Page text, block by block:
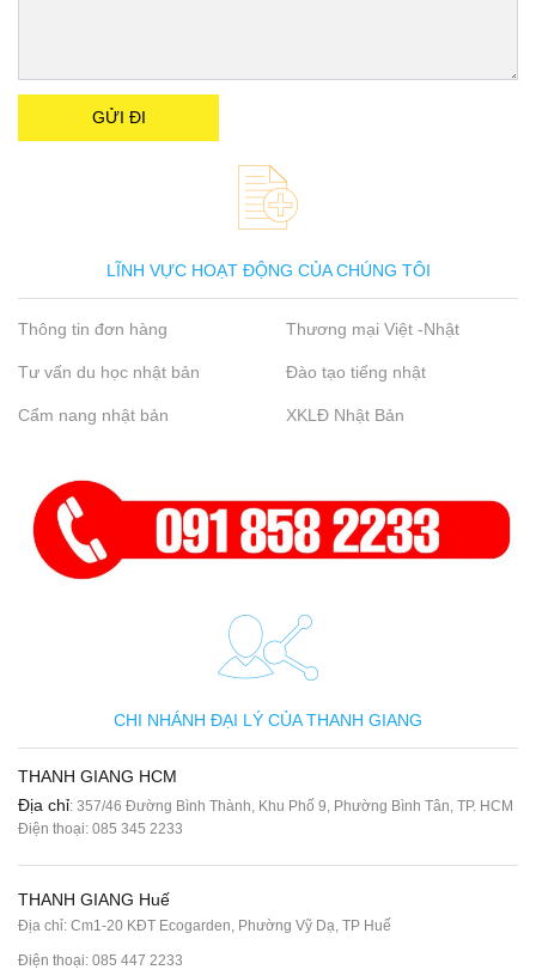
LĨNH VỰC HOẠT ĐỘNG CỦA CHÚNG TÔI
Thông tin đơn hàng Thương mại Việt -Nhật
Tư vấn du học nhật bản Đào tạo tiếng nhật
Cẩm nang nhật bản XKLĐ Nhật Bản
CHI NHÁNH ĐẠI LÝ CỦA THANH GIANG
THANH GIANG HCM
Địa chỉ: 357/46 Đường Bình Thành, Khu Phố 9, Phường Bình Tân, TP. HCM
Điện thoại: 085 345 2233
THANH GIANG Huế
Địa chỉ: Cm1-20 KĐT Ecogarden, Phường Vỹ Dạ, TP Huế
Điện thoại: 085 447 2233